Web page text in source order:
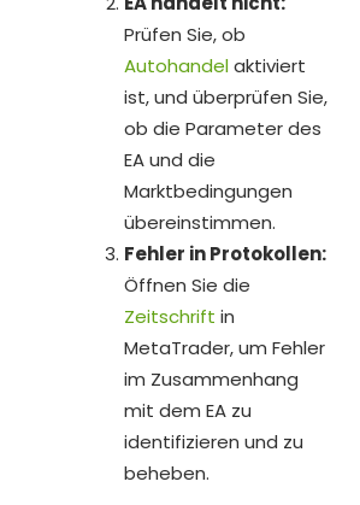
Prüfen Sie, ob
Autohandelaktiviert
ist, und überprüfen Sie,
ob die Parameter des
EA und die
Marktbedingungen
übereinstimmen.
Fehler in Protokollen:
Öffnen Sie die
Zeitschrift in
MetaTrader, um Fehler
im Zusammenhang
mit dem EA zu
identifizieren und zu
beheben.